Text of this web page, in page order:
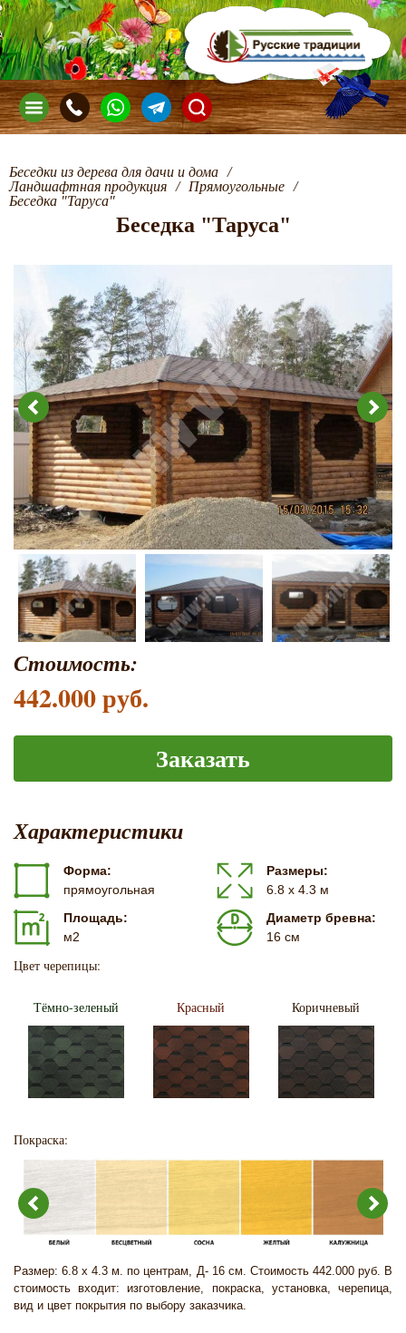
Беседки из дерева для дачи и дома /
Ландшафтная продукция / Прямоугольные /
Беседка "Таруса"
Беседка "Таруса"
Стоимость:
442.000 руб.
Заказать
Характеристики
Форма:
прямоугольная
Размеры:
6.8 х 4.3 м
Площадь:
м2
Диаметр бревна:
16 см
Цвет черепицы:
Тёмно-зеленый Красный Коричневый
Покраска:
Размер: 6.8 х 4.3 м. по центрам, Д- 16 см. Стоимость 442.000 руб. В
стоимость входит: изготовление, покраска, установка, черепица,
вид и цвет покрытия по выбору заказчика.